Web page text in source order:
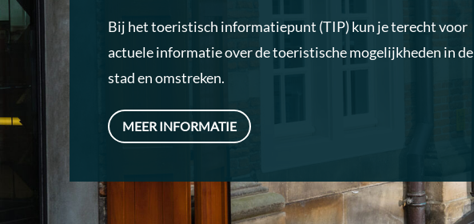
Bij het toeristisch informatiepunt (TIP) kun je terecht voor
actuele informatie over de toeristische mogelijkheden in de
stad en omstreken.
MEER INFORMATIE